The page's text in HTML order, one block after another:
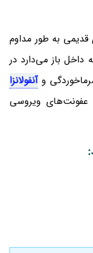
قدیمی به طور مداوم
داخل باز می‌دارد در
وآنفولانزا
عفونت‌های ویروسی